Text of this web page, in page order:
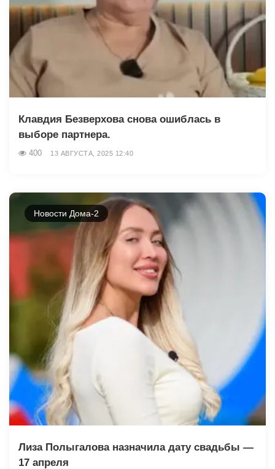
Клавдия Безверхова снова ошиблась в
выборе партнера.
400 13 АВГУСТА, 2025 12:40
Новости Дома-2
Лиза Полыгалова назначила дату свадьбы —
17 апреля